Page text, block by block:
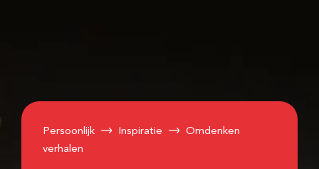
Persoonlijk Inspiratie
Omdenken
verhalen